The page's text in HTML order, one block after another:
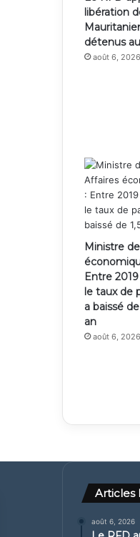
libération
détenus
août 6, 2026
Ministre
Entre
le taux de
a baissé
an
août 6, 2026
Articles
août 6, 2026